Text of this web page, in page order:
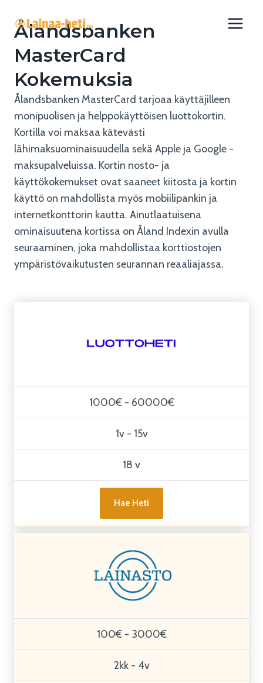
sisältöön
Ålandsbanken
MasterCard
Kokemuksia
Ålandsbanken MasterCard tarjoaa käyttäjilleen
monipuolisen ja helppokäyttöisen luottokortin.
Kortilla voi maksaa kätevästi
lähimaksuominaisuudella sekä Apple ja Google -
maksupalveluissa. Kortin nosto- ja
käyttökokemukset ovat saaneet kiitosta ja kortin
käyttö on mahdollista myös mobiilipankin ja
internetkonttorin kautta. Ainutlaatuisena
ominaisuutena kortissa on Åland Indexin avulla
seuraaminen, joka mahdollistaa korttiostojen
ympäristövaikutusten seurannan reaaliajassa.
1000€ - 60000€
1v - 15v
18 v
Hae Heti
100€ - 3000€
2kk - 4v